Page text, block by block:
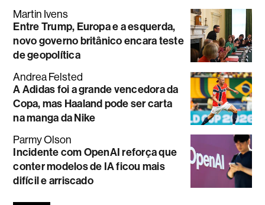
Martin Ivens
Entre Trump, Europa e a esquerda,
novo governo britânico encara teste
de geopolítica
Andrea Felsted
A Adidas foi a grande vencedora da
Copa, mas Haaland pode ser carta
na manga da Nike
Parmy Olson
Incidente com OpenAI reforça que
conter modelos de IA ficou mais
difícil e arriscado